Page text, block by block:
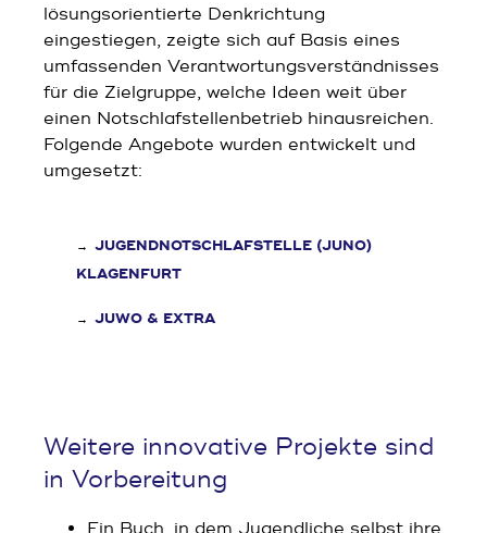
lösungsorientierte Denkrichtung
eingestiegen, zeigte sich auf Basis eines
umfassenden Verantwortungsverständnisses
für die Zielgruppe, welche Ideen weit über
einen Notschlafstellenbetrieb hinausreichen.
Folgende Angebote wurden entwickelt und
umgesetzt:
JUGENDNOTSCHLAFSTELLE (JUNO)
KLAGENFURT
JUWO & EXTRA
Weitere innovative Projekte sind
in Vorbereitung